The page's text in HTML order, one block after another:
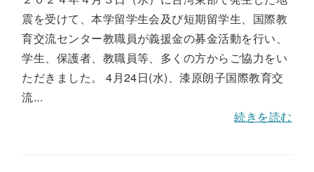
震を受けて、本学留学生会及び短期留学生、国際教
育交流センター教職員が義援金の募金活動を行い、
学生、保護者、教職員等、多くの方からご協力をい
ただきました。 4月24日(水)、漆原朗子国際教育交
流...
続きを読む